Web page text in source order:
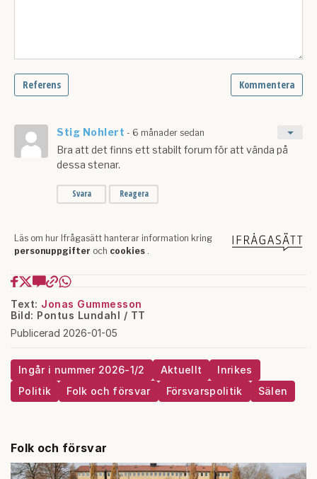
Text: Jonas Gummesson
Bild: Pontus Lundahl / TT
Publicerad 2026-01-05
Ingår i nummer 2026-1/2 Aktuellt
Inrikes
Politik
Folk och försvar Försvarspolitik Sälen
Folk och försvar